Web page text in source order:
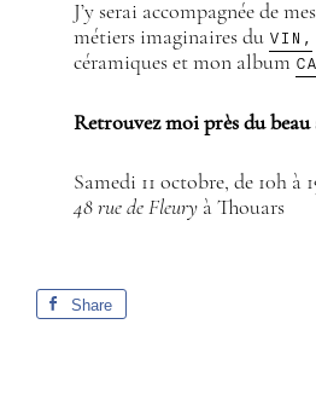
J’y serai accompagnée de
métiers imaginaires du VIN,
céramiques et mon album
Retrouvez moi près du beau
Samedi 11 octobre, de 10h à
48 rue de Fleury à Thouars
Share